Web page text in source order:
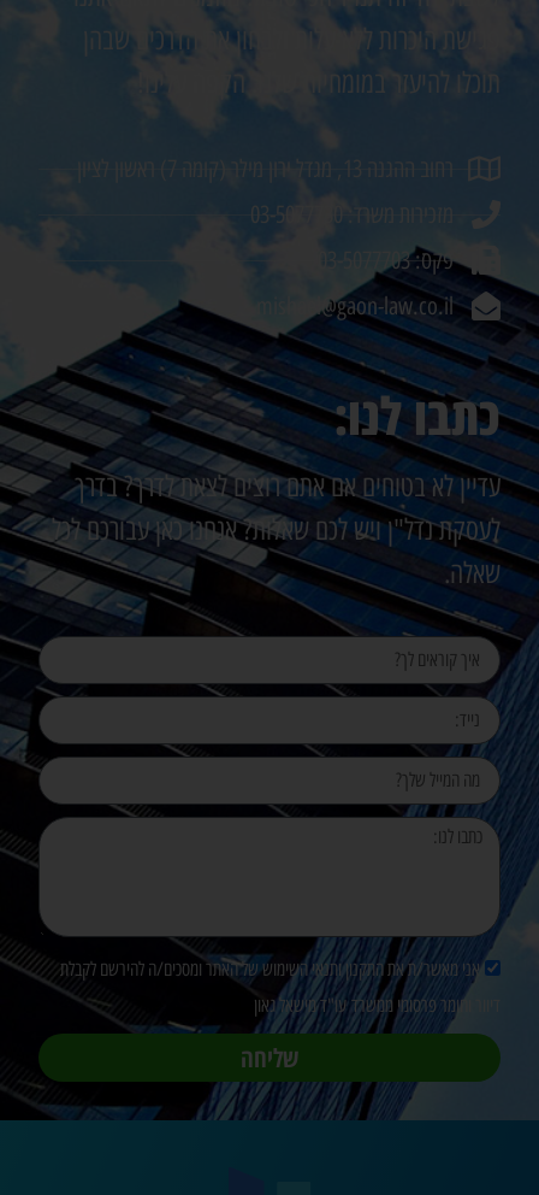
פגישת היכרות ללא עלות ולבחון את הדרכים שבהן
תוכלו להיעזר במומחיות שלנו. הקפה עלינו!
רחוב ההגנה 13, מגדל ירון מילר (קומה 7) ראשון לציון
מזכירות משרד: 03-5077730
פקס: 03-5077703
mishael@gaon-law.co.il
כתבו לנו:
עדיין לא בטוחים אם אתם רוצים לצאת לדרך? בדרך
לעסקת נדל"ן ויש לכם שאלות? אנחנו כאן עבורכם לכל
שאלה.
אני מאשר/ת את התקנון ותנאי השימוש של האתר ומסכים/ה להירשם לקבלת
דיוור וחומר פרסומי ממשרד עו"ד מישאל גאון
שליחה